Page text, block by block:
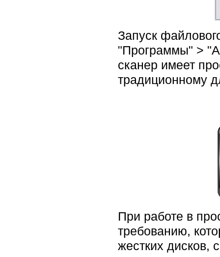
Запуск
"Программы" >
сканер имеет
традиционному
При работе в
требованию,
жестких дисков,